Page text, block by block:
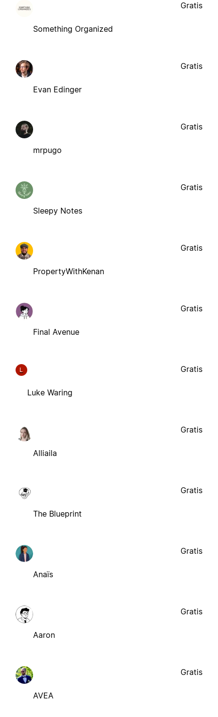
Something Organized
Gratis
Evan Edinger
Gratis
mrpugo
Gratis
Sleepy Notes
Gratis
PropertyWithKenan
Gratis
Final Avenue
Gratis
L
Luke Waring
Gratis
Alliaila
Gratis
The Blueprint
Gratis
Anaïs
Gratis
Aaron
Gratis
AVEA
Gratis